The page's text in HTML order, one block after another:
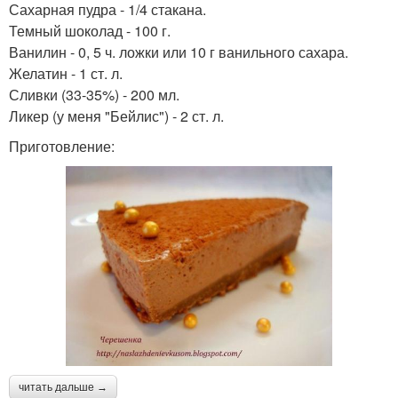
Сахарная пудра - 1/4 стакана.
Темный шоколад - 100 г.
Ванилин - 0, 5 ч. ложки или 10 г ванильного сахара.
Желатин - 1 ст. л.
Сливки (33-35%) - 200 мл.
Ликер (у меня "Бейлис") - 2 ст. л.
Приготовление:
читать дальше →